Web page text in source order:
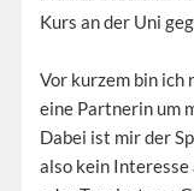
Kurs an der Uni
Vor kurzem bin ich
eine Partnerin um
Dabei ist mir der
also kein